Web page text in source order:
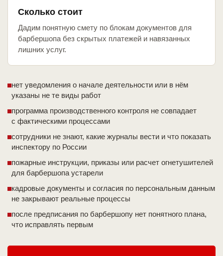
Сколько стоит
Дадим понятную смету по блокам документов для
барбершопа без скрытых платежей и навязанных
лишних услуг.
нет уведомления о начале деятельности или в нём
указаны не те виды работ
программа производственного контроля не совпадает
с фактическими процессами
сотрудники не знают, какие журналы вести и что показать
инспектору по России
пожарные инструкции, приказы или расчет огнетушителей
для барбершопа устарели
кадровые документы и согласия по персональным данным
не закрывают реальные процессы
после предписания по барбершопу нет понятного плана,
что исправлять первым